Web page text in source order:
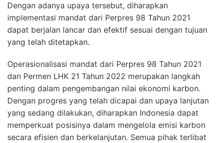
Dengan adanya upaya tersebut, diharapkan
implementasi mandat dari Perpres 98 Tahun 2021
dapat berjalan lancar dan efektif sesuai dengan tujuan
yang telah ditetapkan.
Operasionalisasi mandat dari Perpres 98 Tahun 2021
dan Permen LHK 21 Tahun 2022 merupakan langkah
penting dalam pengembangan nilai ekonomi karbon.
Dengan progres yang telah dicapai dan upaya lanjutan
yang sedang dilakukan, diharapkan Indonesia dapat
memperkuat posisinya dalam mengelola emisi karbon
secara efisien dan berkelanjutan. Semua pihak terlibat